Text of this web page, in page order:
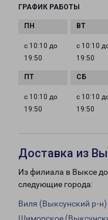
ГРАФИК РАБОТЫ
с 10:10 до
19:50
с 10:10
19:50
с 10:10 до
19:50
с 10:10
19:50
Доставка из
Из филиала в Выксе
следующие города:
Виля (Выксунский р-н)